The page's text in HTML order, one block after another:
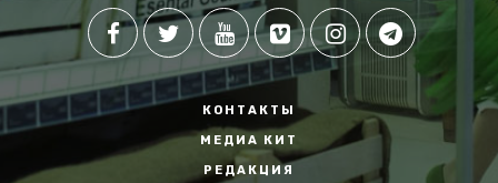
КОНТАКТЫ
МЕДИА КИТ
РЕДАКЦИЯ